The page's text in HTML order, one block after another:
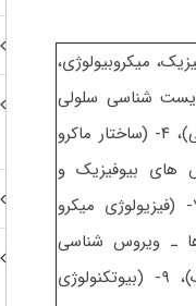
۲- (بیوشیمی، بیوفیزیک، میکروبیولوژی،
سلولی و مولکولی) و کارشناسی ارشد شامل ۳- (زیست شناسی سلولی
پیشرفته- زیست شناسی مولکولی پیشرفته- فرایندهای تنظیمی و ترارسانی)، ۴- (ساختار ماکرو
– روش های بیوفیزیک و
بیوشیمی)، ۶- (سیتو ژنتیک – ژنتیک مولکولی ـ- مهندسی ژنتیک)، ۷- (فیزیولوژی میکرو
ـ ویروس شناسی
پیشرفته)، ۸- (بیوفیزیک (سلولی، پرتوی، مولکولی) ـ- بیوترمودینامیک)، ۹- (بیوتکنولوژی